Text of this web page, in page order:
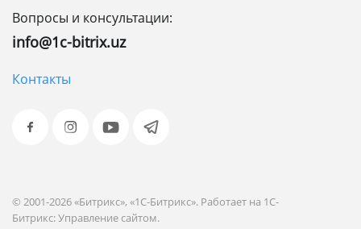
Вопросы и консультации:
info@1c-bitrix.uz
Контакты
© 2001-2026 «Битрикс», «1С-Битрикс». Работает на 1С-
Битрикс: Управление сайтом.